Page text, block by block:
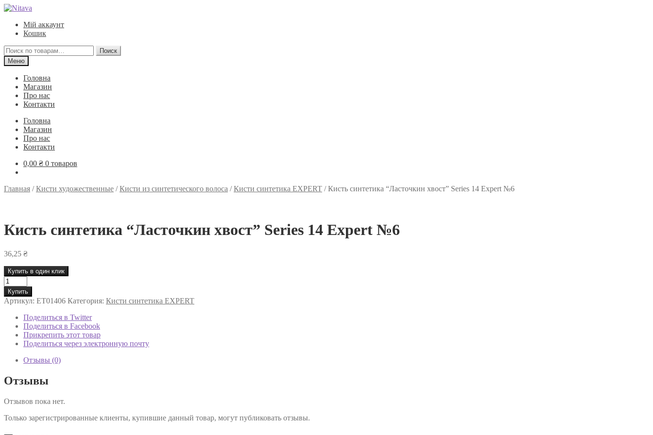
Перейти
навигации
Перейти
содержимому
Мій аккаунт
Кошик
Искать:
Поиск
Меню
Головна
Магазин
Про нас
Контакти
Головна
Магазин
Про нас
Контакти
0,00 ₴ 0 товаров
Главная /Кисти художественные /Кисти из синтетического волоса /Кисти синтетика EXPERT /Кисть синтетика “Ласточкин хвост” Series 14 Expert №6
Кисть синтетика “Ласточкин хвост” Series 14 Expert №6
36,25 ₴
Купить в один клик
Количество
товара
Кисть
синтетика
"Ласточкин
хвост"
Series
Expert
Купить
Артикул: ET01406 Категория: Кисти синтетика EXPERT
Поделиться в Twitter
Поделиться в Facebook
Прикрепить этот товар
Поделиться через электронную почту
Отзывы (0)
Отзывы
Отзывов пока нет.
Только зарегистрированные клиенты, купившие данный товар, могут публиковать отзывы.